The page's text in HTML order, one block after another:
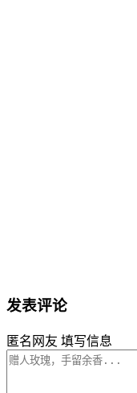
发表评论
匿名网友 填写信息